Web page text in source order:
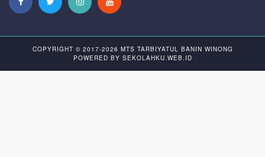
COPYRIGHT © 2017-2026 MTS TARBIYATUL BANIN WINONG
POWERED BY SEKOLAHKU.WEB.ID